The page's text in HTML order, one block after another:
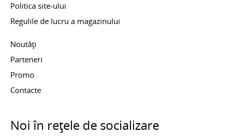
Politica site-ului
Regulile de lucru a magazinului
Noutăți
Parteneri
Promo
Contacte
Noi în rețele de socializare